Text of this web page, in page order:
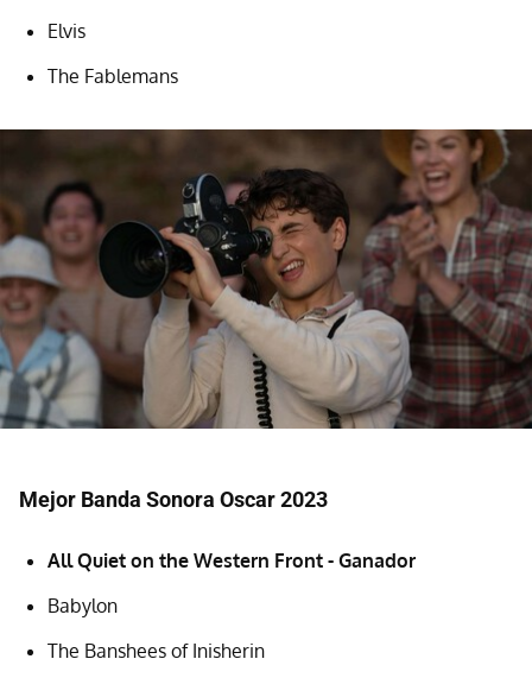
Elvis
The Fablemans
Mejor Banda Sonora Oscar 2023
All Quiet on the Western Front - Ganador
Babylon
The Banshees of Inisherin